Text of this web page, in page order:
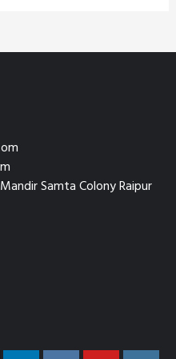
Samta Colony Raipur